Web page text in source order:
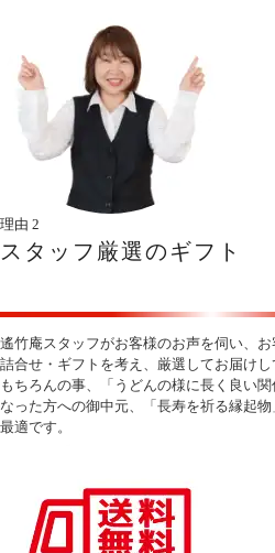
理由 2
スタッフ厳選の ギフト
遙竹庵スタッフがお客様のお声を伺い、
詰合せ・ギフトを考え、厳選してお届け
もちろんの事、「うどんの様に長く良い
なった方への御中元、「長寿を祈る縁起
最適です。